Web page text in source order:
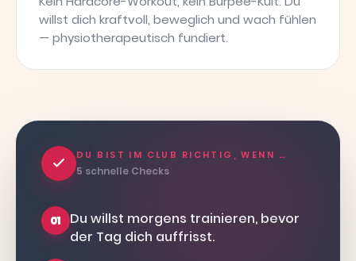
willst dich kraftvoll, beweglich und wach fühlen
— physiotherapeutisch fundiert.
DU BIST IM CLUB RICHTIG, WENN …
5 schnelle Checks
01
Du willst morgens trainieren, bevor
der Tag dich auffrisst.